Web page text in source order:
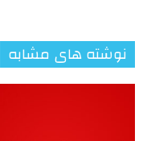
نوشته های مشابه